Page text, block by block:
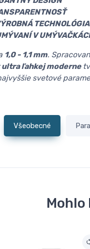
V
1,0 - 1,1 mm.
ľahkej moderne
svetové
Všeobecné
Mohlo